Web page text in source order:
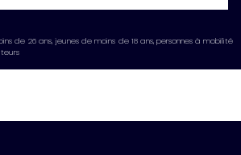
de 26 ans, jeunes de moins de 18 ans, personnes à mobilité